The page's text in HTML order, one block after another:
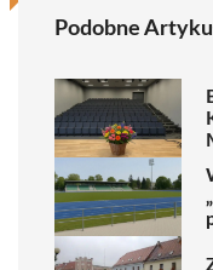
Podobne